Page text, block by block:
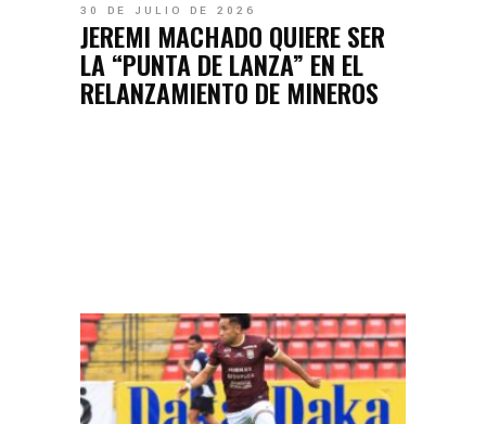
30 DE JULIO DE 2026
JEREMI MACHADO QUIERE SER
LA “PUNTA DE LANZA” EN EL
RELANZAMIENTO DE MINEROS